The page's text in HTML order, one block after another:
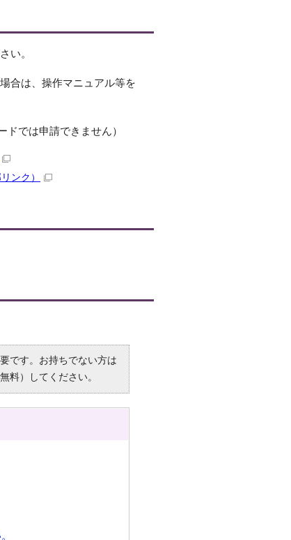
い。
合は、操作マニュアル等を
では申請できません）
リンク）
です。お持ちでない方は
料）してください。